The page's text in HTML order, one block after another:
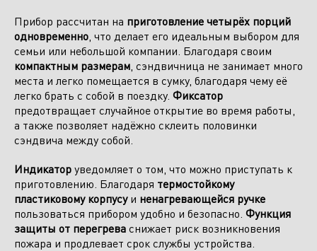
Отправить заявку
Прибор рассчитан на приготовление четырёх порций
одновременно , что делает его идеальным выбором для
семьи или небольшой компании. Благодаря своим
компактным размерам , сэндвичница не занимает много
места и легко помещается в сумку, благодаря чему её
легко брать с собой в поездку. Фиксатор
предотвращает случайное открытие во время работы,
а также позволяет надёжно склеить половинки
сэндвича между собой.
Индикаторуведомляет о том, что можно приступать к
приготовлению. Благодаря термостойкому
пластиковому корпусуи ненагревающейся ручке
пользоваться прибором удобно и безопасно. Функция
защиты от перегреваснижает риск возникновения
пожара и продлевает срок службы устройства.